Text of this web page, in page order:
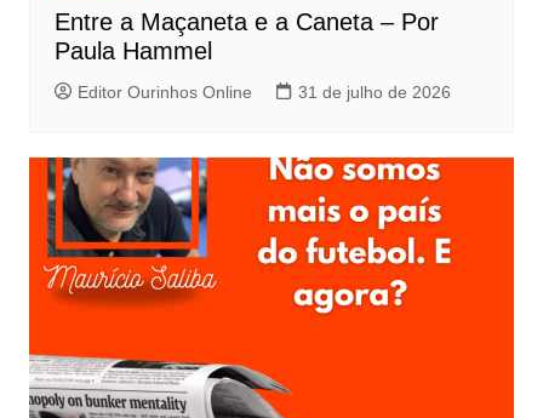
Entre a Maçaneta e a Caneta – Por
Paula Hammel
Editor Ourinhos Online 31 de julho de 2026